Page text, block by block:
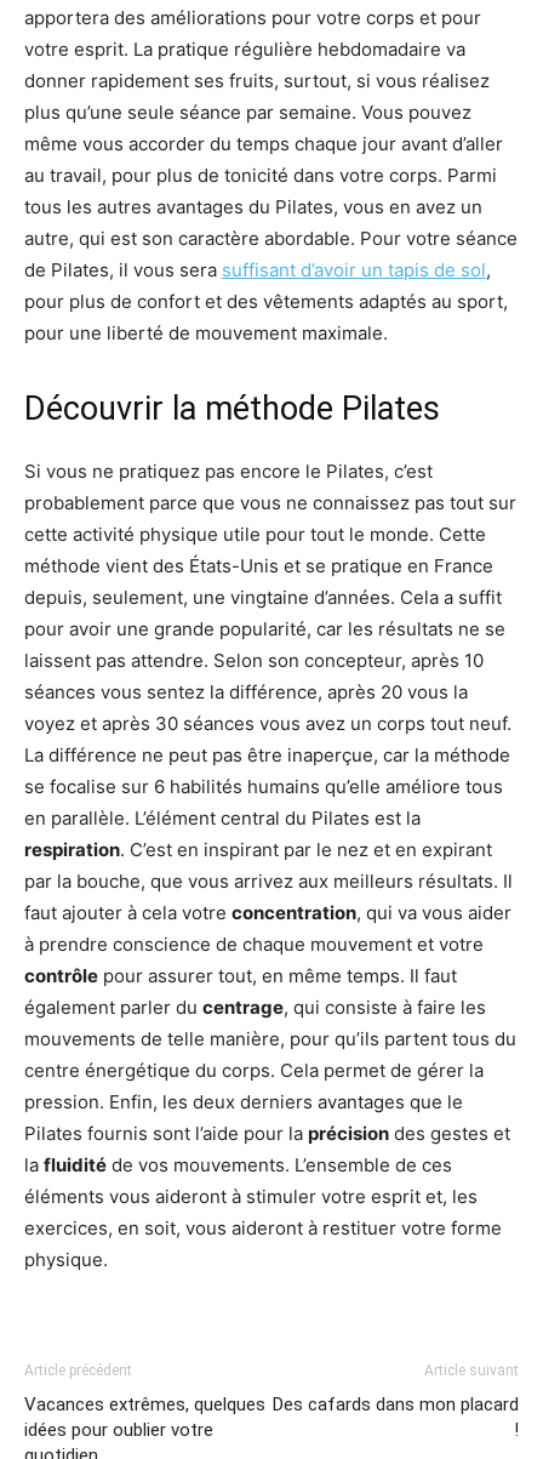
apportera des améliorations pour votre corps et pour
votre esprit. La pratique régulière hebdomadaire va
donner rapidement ses fruits, surtout, si vous réalisez
plus qu’une seule séance par semaine. Vous pouvez
même vous accorder du temps chaque jour avant d’aller
au travail, pour plus de tonicité dans votre corps. Parmi
tous les autres avantages du Pilates, vous en avez un
autre, qui est son caractère abordable. Pour votre séance
de Pilates, il vous sera suffisant d’avoir un tapis de sol,
pour plus de confort et des vêtements adaptés au sport,
pour une liberté de mouvement maximale.
Découvrir la méthode Pilates
Si vous ne pratiquez pas encore le Pilates, c’est
probablement parce que vous ne connaissez pas tout sur
cette activité physique utile pour tout le monde. Cette
méthode vient des États-Unis et se pratique en France
depuis, seulement, une vingtaine d’années. Cela a suffit
pour avoir une grande popularité, car les résultats ne se
laissent pas attendre. Selon son concepteur, après 10
séances vous sentez la différence, après 20 vous la
voyez et après 30 séances vous avez un corps tout neuf.
La différence ne peut pas être inaperçue, car la méthode
se focalise sur 6 habilités humains qu’elle améliore tous
en parallèle. L’élément central du Pilates est la
respiration. C’est en inspirant par le nez et en expirant
par la bouche, que vous arrivez aux meilleurs résultats. Il
faut ajouter à cela votre concentration, qui va vous aider
à prendre conscience de chaque mouvement et votre
contrôle pour assurer tout, en même temps. Il faut
également parler du centrage, qui consiste à faire les
mouvements de telle manière, pour qu’ils partent tous du
centre énergétique du corps. Cela permet de gérer la
pression. Enfin, les deux derniers avantages que le
Pilates fournis sont l’aide pour la précision des gestes et
la fluidité de vos mouvements. L’ensemble de ces
éléments vous aideront à stimuler votre esprit et, les
exercices, en soit, vous aideront à restituer votre forme
physique.
Article précédent
Vacances extrêmes, quelques
idées pour oublier votre
Article suivant
Des cafards dans mon placard
!